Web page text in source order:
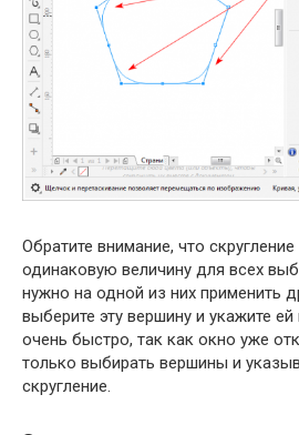
Обратите внимание, что
одинаковую величину для всех
нужно на одной из них применить
выберите эту вершину и укажите
очень быстро, так как окно уже
только выбирать вершины и
скругление.